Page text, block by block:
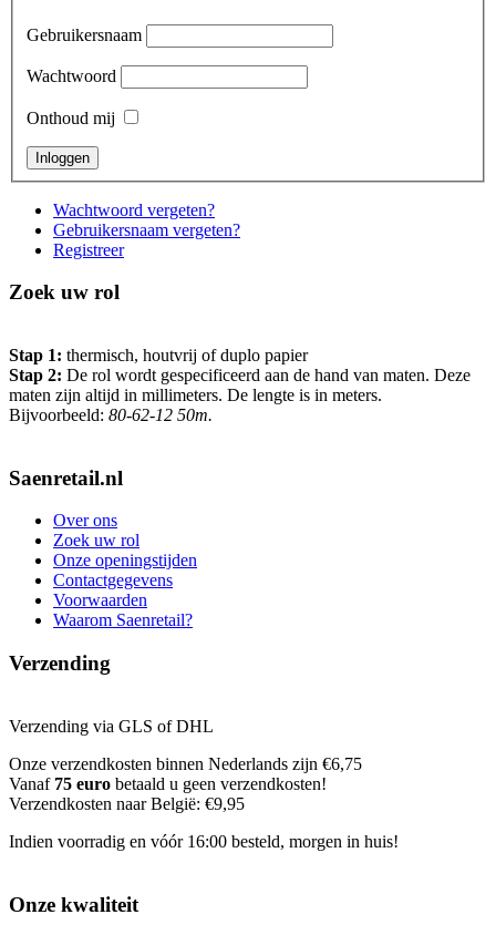
Gebruikersnaam
Wachtwoord
Onthoud mij
Wachtwoord vergeten?
Gebruikersnaam vergeten?
Registreer
Zoek uw rol
Stap 1: thermisch, houtvrij of duplo papier
Stap 2: De rol wordt gespecificeerd aan de hand van maten. Deze
maten zijn altijd in millimeters. De lengte is in meters.
Bijvoorbeeld: 80-62-12 50m.
Saenretail.nl
Over ons
Zoek uw rol
Onze openingstijden
Contactgegevens
Voorwaarden
Waarom Saenretail?
Verzending
Verzending via GLS of DHL
Onze verzendkosten binnen Nederlands zijn €6,75
Vanaf 75 euro betaald u geen verzendkosten!
Verzendkosten naar België: €9,95
Indien voorradig en vóór 16:00 besteld, morgen in huis!
Onze kwaliteit